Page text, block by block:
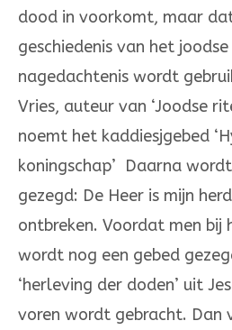
dood in voorkomt, maar
geschiedenis van het
nagedachtenis wordt
Vries, auteur van ‘Joodse
noemt het kaddiesjgebed
koningschap’ Daarna
gezegd: De Heer is mijn
ontbreken. Voordat men
wordt nog een gebed
‘herleving der doden’ uit
voren wordt gebracht. Dan